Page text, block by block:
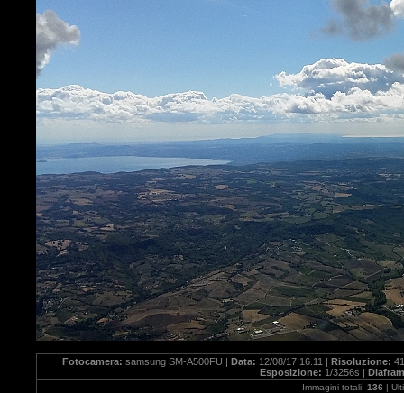
Fotocamera: samsung SM-A500FU | Data: 12/08/17 16.11 | Risoluzione:
Esposizione: 1/3256s |
Immagini totali: 136 |